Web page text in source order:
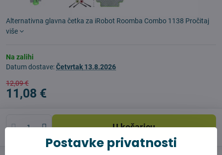
Alternativna glavna četka za iRobot Roomba Combo 1138 Pročitaj
više
Na zalihi
Datum dostave:Četvrtak 13.8.2026
12,09 €
11,08 €
U košaricu
Postavke privatnosti